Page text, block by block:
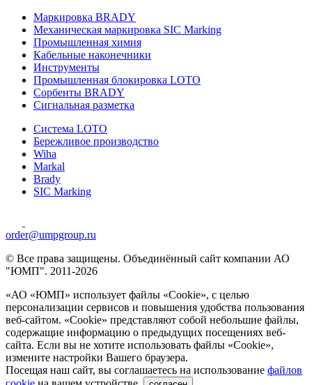
Маркировка BRADY
Механическая маркировка SIC Marking
Промышленная химия
Кабельные наконечники
Инструменты
Промышленная блокировка LOTO
Сорбенты BRADY
Сигнальная разметка
Система LOTO
Бережливое производство
Wiha
Markal
Brady
SIC Marking
order@umpgroup.ru
© Все права защищены. Объединённый сайт компании АО
"ЮМП". 2011-2026
«АО «ЮМП» использует файлы «Сookie», с целью
персонализации сервисов и повышения удобства пользования
веб-сайтом. «Cookie» представляют собой небольшие файлы,
содержащие информацию о предыдущих посещениях веб-
сайта. Если вы не хотите использовать файлы «Сookie»,
измените настройки Вашего браузера.
Посещая наш сайт, вы соглашаетесь на использование файлов